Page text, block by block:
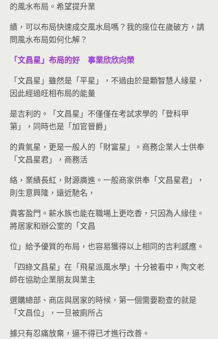
的風水布局。希望提升業
績，可以布局快速成交風水局嗎？我的座位在歲破方，請
問風水布局如何化解？
「文昌星」布局的好 事業欣欣向榮
「文昌星」雖然是「平星」，不過由於是顆智慧人緣星，
因此經過旺相布局的能量
是吉利的。「文昌星」不僅僅在考試求學的「登科甲
第」，同時也是「加官晉爵」
的貴氣星，更是一般人的「財富星」。商務企業人士供奉
「文昌星君」，商務活
絡，業績長紅，財源廣進。一般商家供奉「文昌星君」，
則生意興隆，遠近馳名，
貴客盈門。薪水族也能在職場上更吃香，只因為人緣佳。
將居家和辦公室的「文昌
位」給予優質的布局，也容易獲得以上相同的吉利感應。
「四綠文昌星」在「飛星派風水學」十分被看中，陶文老
師在協助企業朋友與業主
選購總部、商店與居家的時候，第一個需要勘查的就是
「文昌位」，一旦被廁所占
據只有忍痛放棄，逼不得已才進行改善。